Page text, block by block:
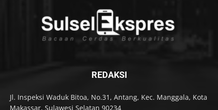
REDAKSI
Jl. Inspeksi Waduk Bitoa, No.31, Antang, Kec. Manggala, Kota
Makassar, Sulawesi Selatan 90234